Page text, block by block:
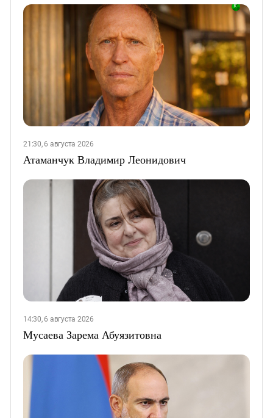
21:30, 6 августа 2026
Атаманчук Владимир Леонидович
14:30, 6 августа 2026
Мусаева Зарема Абуязитовна